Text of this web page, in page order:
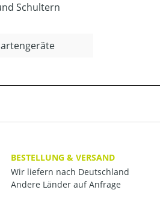
Schultern
BESTELLUNG & VERSAND
Wir liefern nach Deutschland
Andere Länder auf Anfrage